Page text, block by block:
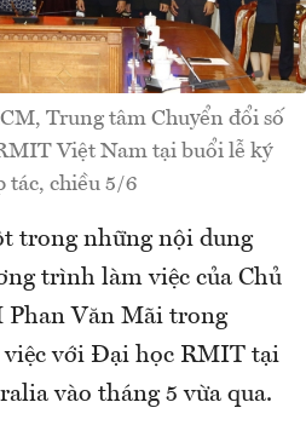
Trung tâm Chuyển đổi số
Việt Nam tại buổi lễ ký
tác, chiều 5/6
trong những nội dung
trình làm việc của Chủ
Văn Mãi trong
việc với Đại học RMIT tại
vào tháng 5 vừa qua.